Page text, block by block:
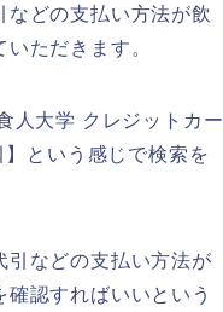
などの支払い方法が飲
ただきます。
人大学 クレジットカー
という感じで検索を
引などの支払い方法が
認すればいいという